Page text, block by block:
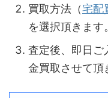
買取方法（宅配
を選択頂きます。
査定後、即日ご
金買取させて頂